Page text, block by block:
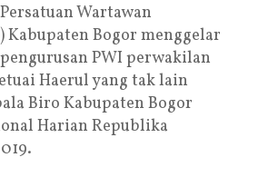
Persatuan Wartawan
Kabupaten Bogor menggelar
PWI perwakilan
Haerul yang tak lain
Biro Kabupaten Bogor
Harian Republika